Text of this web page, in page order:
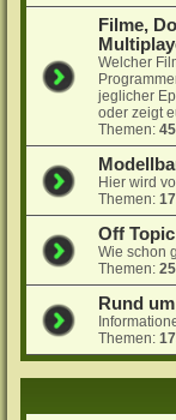
Filme,
Welcher
jeglicher
oder zeigt
Themen:
Hier wird
Themen:
Off Topic
Wie schon
Themen:
Rund
Themen: